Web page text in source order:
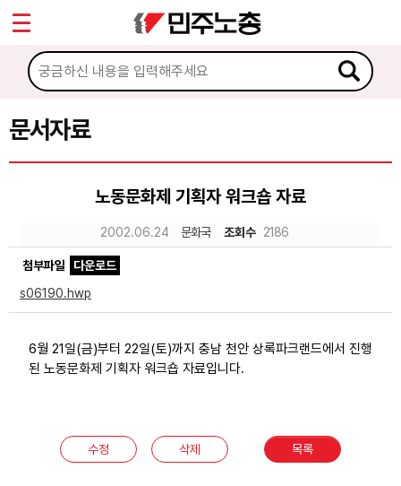
문서자료
노동문화제 기획자 워크숍 자료
2002.06.24 문화국 조회수 2186
첨부파일
다운로드
s06190.hwp
6월 21일(금)부터 22일(토)까지 충남 천안 상록파크랜드에서 진행
된 노동문화제 기획자 워크숍 자료입니다.
수정 삭제 목록
마이페이지
소개
소식
문서자료
미디어자료
카드뉴스
Sketchbook5, 스케치북5
Sketchbook5, 스케치북5